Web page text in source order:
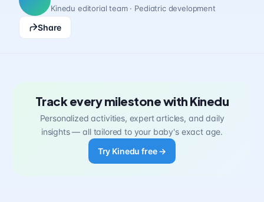
Kinedu editorial team · Pediatric development
Share
Track every milestone with Kinedu
Personalized activities, expert articles, and daily
insights — all tailored to your baby's exact age.
Try Kinedu free →